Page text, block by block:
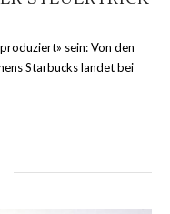
sein: Von den
Starbucks landet bei